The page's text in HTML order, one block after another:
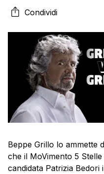
Condividi
Beppe Grillo lo ammette
che il MoVimento 5
candidata Patrizia